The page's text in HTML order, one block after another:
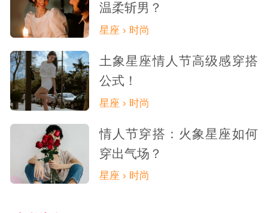
温柔斩男？
星座 › 时尚
土象星座情人节高级感穿搭
公式！
星座 › 时尚
情人节穿搭：火象星座如何
穿出气场？
星座 › 时尚